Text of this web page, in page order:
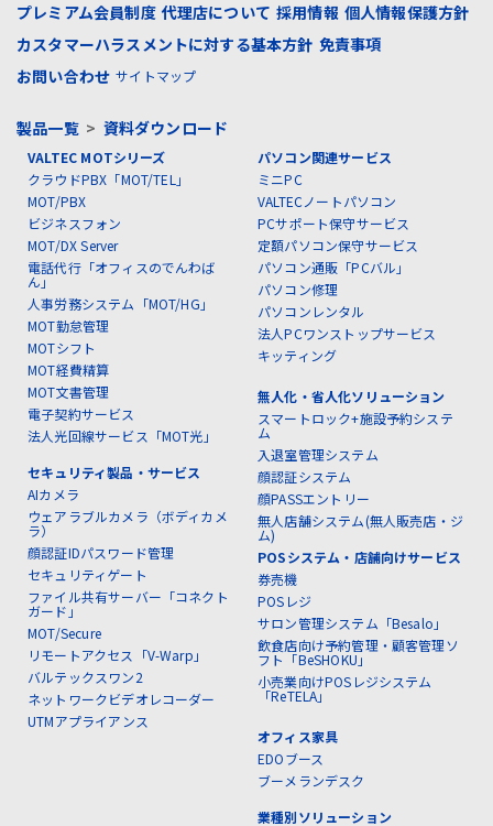
プレミアム会員制度 代理店について 採用情報 個人情報保護方針
カスタマーハラスメントに対する基本方針 免責事項
お問い合わせ サイトマップ
製品一覧> 資料ダウンロード
VALTEC MOTシリーズ
クラウドPBX「MOT/TEL」
MOT/PBX
ビジネスフォン
MOT/DX Server
電話代行「オフィスのでんわば
ん」
人事労務システム「MOT/HG」
MOT勤怠管理
MOTシフト
MOT経費精算
MOT文書管理
電子契約サービス
法人光回線サービス「MOT光」
セキュリティ製品・サービス
AIカメラ
ウェアラブルカメラ（ボディカメ
ラ）
顔認証IDパスワード管理
セキュリティゲート
ファイル共有サーバー「コネクト
ガード」
MOT/Secure
リモートアクセス「V-Warp」
バルテックスワン2
ネットワークビデオレコーダー
UTMアプライアンス
パソコン関連サービス
ミニPC
VALTECノートパソコン
PCサポート保守サービス
定額パソコン保守サービス
パソコン通販「PCバル」
パソコン修理
パソコンレンタル
法人PCワンストップサービス
キッティング
無人化・省人化ソリューション
スマートロック+施設予約システ
ム
入退室管理システム
顔認証システム
顔PASSエントリー
無人店舗システム(無人販売店・ジ
ム)
POSシステム・店舗向けサービス
券売機
POSレジ
サロン管理システム「Besalo」
飲食店向け予約管理・顧客管理ソ
フト「BeSHOKU」
小売業向けPOSレジシステム
「ReTELA」
オフィス家具
EDOブース
ブーメランデスク
業種別ソリューション